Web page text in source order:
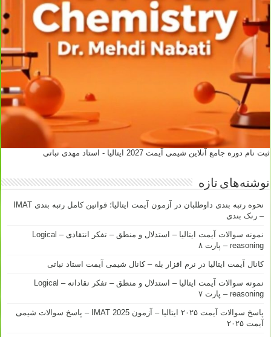
ثبت نام دوره جامع آنلاین شیمی آیمت 2027 ایتالیا - استاد مهدی نباتی
نوشته‌های تازه
نحوه رتبه بندی داوطلبان در آزمون آیمت ایتالیا؛ قوانین کامل رتبه بندی IMAT
– رنک بندی
نمونه سوالات آیمت ایتالیا – استدلال و منطق – تفکر انتقادی – Logical
reasoning – پارت ۸
کانال آیمت ایتالیا در نرم افزار بله – کانال شیمی آیمت استاد نباتی
نمونه سوالات آیمت ایتالیا – استدلال و منطق – تفکر نقادانه – Logical
reasoning – پارت ۷
پاسخ سوالات آیمت ۲۰۲۵ ایتالیا – آزمون IMAT 2025 – پاسخ سوالات شیمی
آیمت ۲۰۲۵